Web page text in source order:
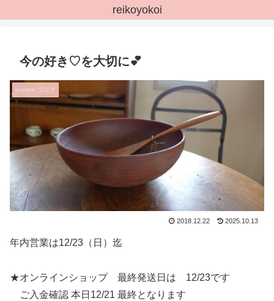
reikoyokoi
今の好き♡を大切に💕
bonton.ブログ
2018.12.22 2025.10.13
年内営業は12/23（日）迄
★オンラインショップ 最終発送日は 12/23です
ご入金確認 本日12/21 最終となります